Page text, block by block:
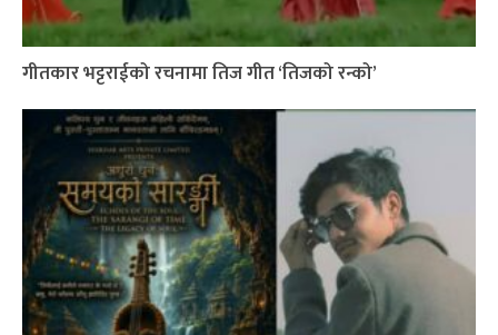
गीतकार भट्टराईको रचनामा तिज गीत ‘तिजको रन्को’